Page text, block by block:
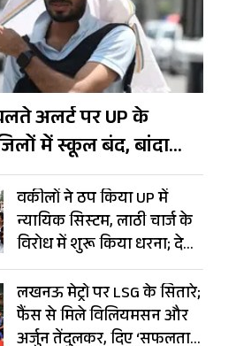
अलर्ट पर UP के
में स्कूल बंद, बांदा
सबसे गर्म शहर
वकीलों ने ठप किया UP में
न्यायिक सिस्टम, लाठी चार्ज के
विरोध में शुरू किया धरना; देखें
Photos
लखनऊ मेट्रो पर LSG के सितारे;
फैंस से मिले विलियमसन और